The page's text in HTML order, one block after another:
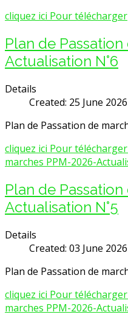
cliquez ici Pour télécharger
Plan de
Actualisation N°6
Details
Created: 25 June 2026
Plan de Passation de
cliquez ici Pour
marches PPM-2026-
Plan de
Actualisation N°5
Details
Created: 03 June 2026
Plan de Passation de
cliquez ici Pour
marches PPM-2026-